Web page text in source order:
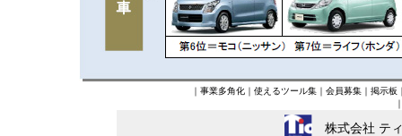
｜ 事業多角化｜ 使えるツール集｜ 会員募集｜ 掲示板
株式会社 テ